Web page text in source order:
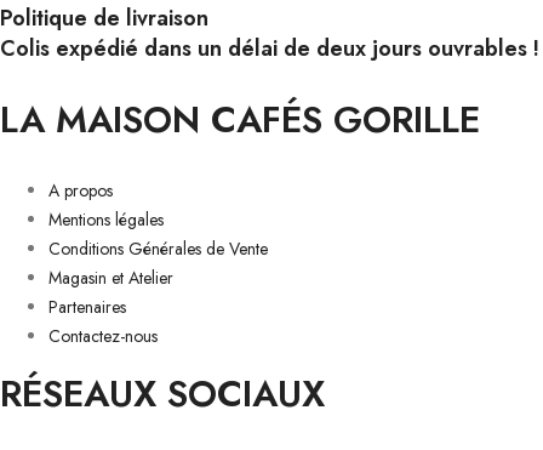
Politique de livraison
Colis expédié dans un délai de deux jours ouvrables !
LA MAISON CAFÉS GORILLE
A propos
Mentions légales
Conditions Générales de Vente
Magasin et Atelier
Partenaires
Contactez-nous
RÉSEAUX SOCIAUX